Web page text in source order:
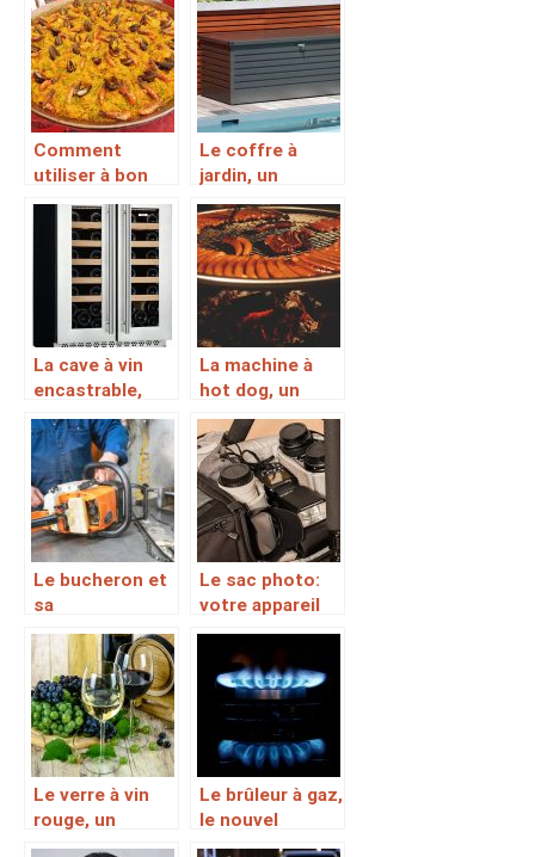
sécuritaire et
de sommeil
paisible pour la
croissance de
l’enfant
Comment
utiliser à bon
escient une
poele ou une
paella ?
Le coffre à
jardin, un
accessoire
offrant des
solutions de
rangement de
tout objet de
jardin
La cave à vin
encastrable,
pour une
meilleure
conservation de
votre vin
La machine à
hot dog, un
accessoire une
performances
irréprochables
et une durée de
vie
conséquente
Le bucheron et
sa
tronçonneuse:
une chaine
aiguisée pour
un travail parfait
Le sac photo:
votre appareil
en sécurité, vos
photos aussi
Le verre à vin
rouge, un
ustensile
Le brûleur à gaz,
le nouvel
élément dont